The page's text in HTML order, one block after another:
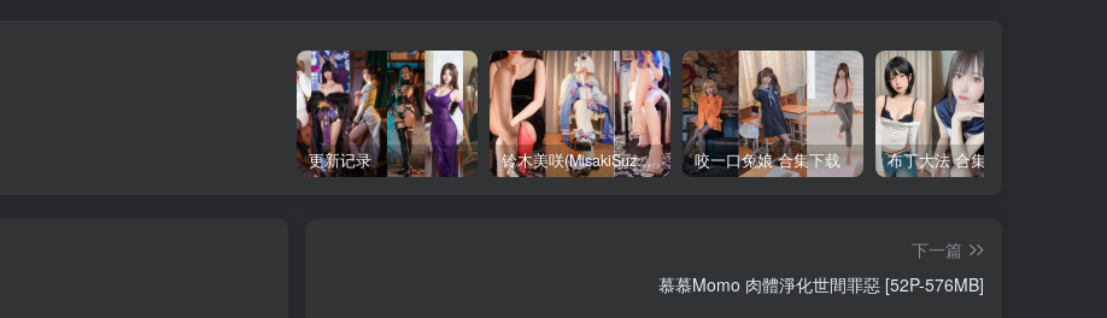
更新记录 铃木美咲(MisakiSuzuki) 合集下载 咬一口兔娘 合集下载 布丁大法 合集下载
下一篇
慕慕Momo 肉體淨化世間罪惡 [52P-576MB]